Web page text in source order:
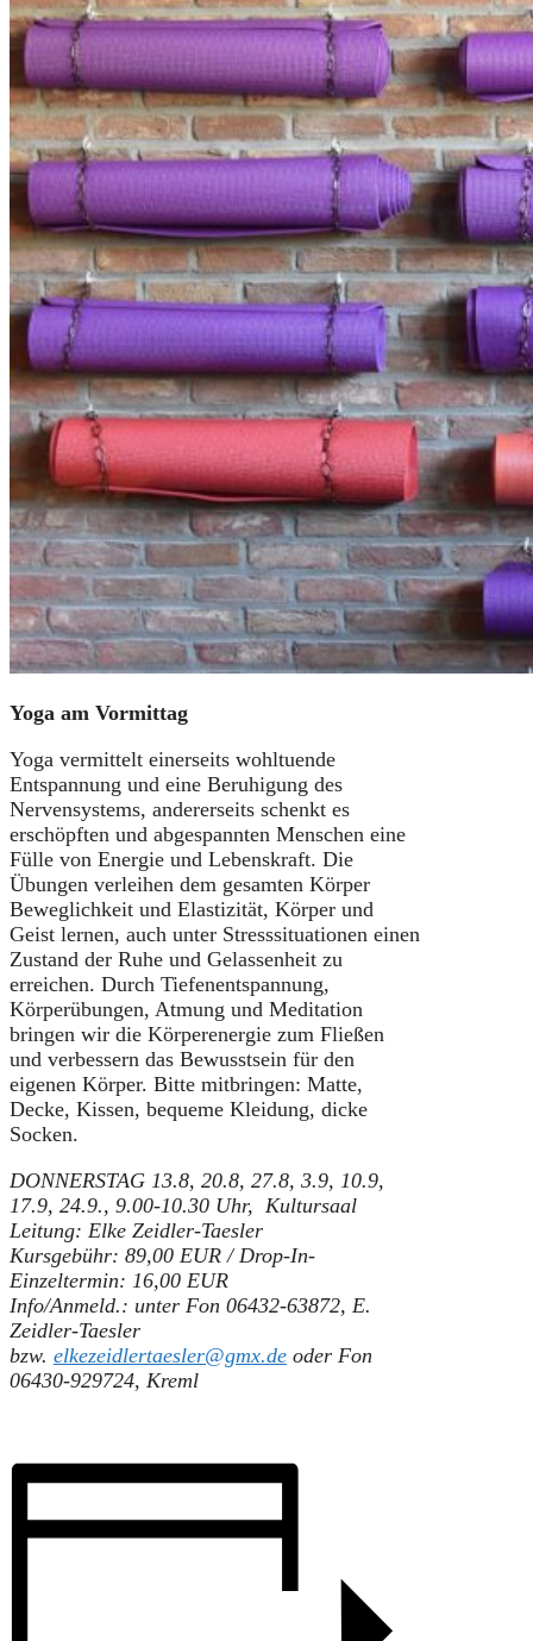
Yoga am Vormittag
Yoga vermittelt einerseits wohltuende
Entspannung und eine Beruhigung des
Nervensystems, andererseits schenkt es
erschöpften und abgespannten Menschen eine
Fülle von Energie und Lebenskraft. Die
Übungen verleihen dem gesamten Körper
Beweglichkeit und Elastizität, Körper und
Geist lernen, auch unter Stresssituationen einen
Zustand der Ruhe und Gelassenheit zu
erreichen. Durch Tiefenentspannung,
Körperübungen, Atmung und Meditation
bringen wir die Körperenergie zum Fließen
und verbessern das Bewusstsein für den
eigenen Körper. Bitte mitbringen: Matte,
Decke, Kissen, bequeme Kleidung, dicke
Socken.
DONNERSTAG 13.8, 20.8, 27.8, 3.9, 10.9,
17.9, 24.9., 9.00-10.30 Uhr, Kultursaal
Leitung: Elke Zeidler-Taesler
Kursgebühr: 89,00 EUR / Drop-In-
Einzeltermin: 16,00 EUR
Info/Anmeld.: unter Fon 06432-63872, E.
Zeidler-Taesler
bzw. elkezeidlertaesler@gmx.de oder Fon
06430-929724, Kreml